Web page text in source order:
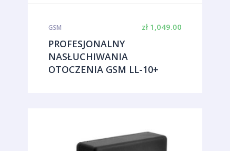
zł 1,049.00
GSM
PROFESJONALNY
NASŁUCHIWANIA
OTOCZENIA GSM LL-10+